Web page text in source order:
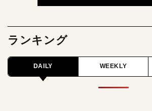
ランキング
DAILY WEEKLY